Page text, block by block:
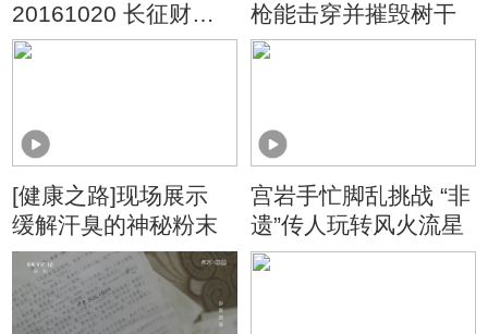
20161020 长征财经
密码：长征前的苏维
枪能击穿并摧毁树干
[健康之路]现场展示
缓解汗臭的神秘粉末
宫岩手忙脚乱挑战 “非
遗”传人玩转风火流星